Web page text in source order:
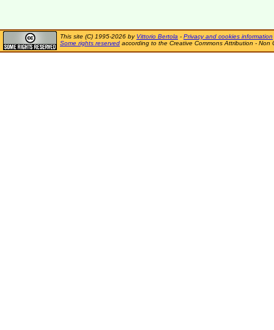
This site (C) 1995-2026 by Vittorio Bertola - Privacy and cookies information
Some rights reserved according to the Creative Commons Attribution - Non